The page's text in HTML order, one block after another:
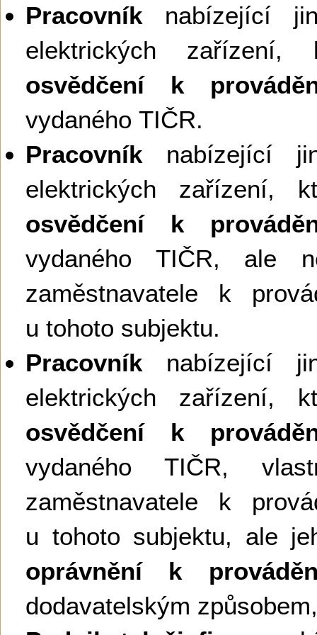
Pracovník nabízející
elektrických
osvědčení k
vydaného TIČR.
Pracovník nabízející
elektrických zařízení,
osvědčení k
vydaného TIČR, ale
zaměstnavatele k
u tohoto subjektu.
Pracovník nabízející
elektrických zařízení,
osvědčení k
vydaného TIČR,
zaměstnavatele k
u tohoto subjektu, ale
oprávnění k
dodavatelským